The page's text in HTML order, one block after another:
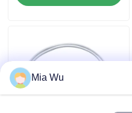
Ζητήστε ένα απόσπασμα
Mia Wu